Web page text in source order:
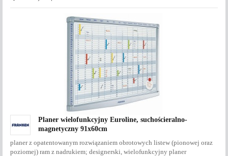
Planer wielofunkcyjny Euroline, suchościeralno-
magnetyczny 91x60cm
planer z opatentowanym rozwiązaniem obrotowych listew (pionowej oraz
poziomej) ram z nadrukiem; designerski, wielofunkcyjny planer